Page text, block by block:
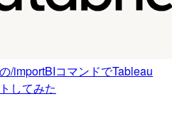
/importBIコマンドでTableau
してみた